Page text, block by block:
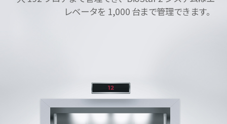
レベータを 1,000 台まで管理できます。